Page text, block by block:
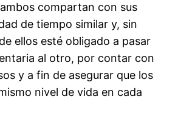
compartan con sus
de tiempo similar y, sin
ellos esté obligado a pasar
al otro, por contar con
y a fin de asegurar que los
nivel de vida en cada